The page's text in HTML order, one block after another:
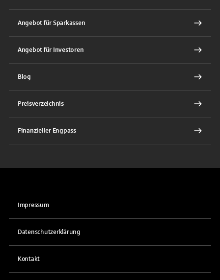
Angebot für Sparkassen
Angebot für Investoren
Blog
Preisverzeichnis
Finanzieller Engpass
Impressum
Datenschutzerklärung
Kontakt